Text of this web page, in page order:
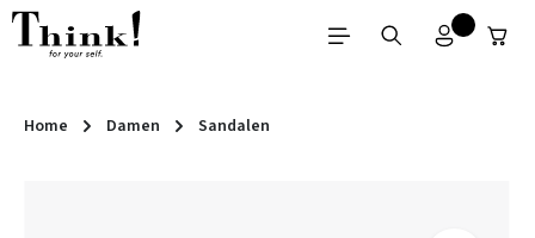
Zum Hauptinhalt springen
Home Damen Sandalen